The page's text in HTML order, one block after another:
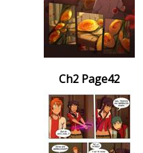
Ch2 Page42